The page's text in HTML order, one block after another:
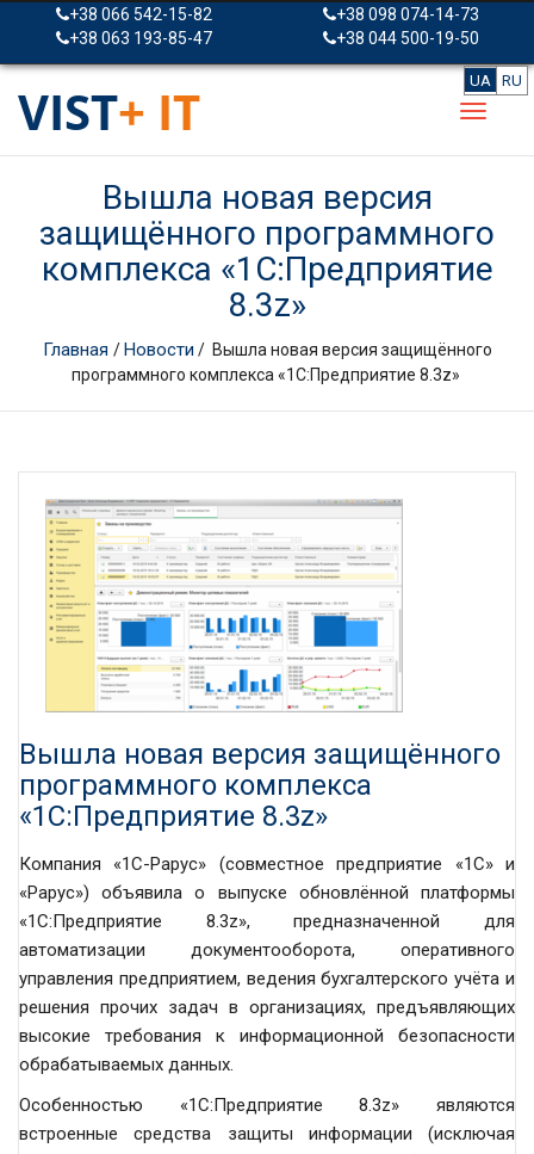
+38 066 542-15-82
+38 098 074-14-73
+38 063 193-85-47
+38 044 500-19-50
UA RU
VIST+ IT
Вышла новая версия
защищённого программного
комплекса «1С:Предприятие
8.3z»
Главная /Новости / Вышла новая версия защищённого
программного комплекса «1С:Предприятие 8.3z»
Вышла новая версия защищённого
программного комплекса
«1С:Предприятие 8.3z»
Компания «1С-Рарус» (совместное предприятие «1С» и
«Рарус») объявила о выпуске обновлённой платформы
«1С:Предприятие 8.3z», предназначенной для
автоматизации документооборота, оперативного
управления предприятием, ведения бухгалтерского учёта и
решения прочих задач в организациях, предъявляющих
высокие требования к информационной безопасности
обрабатываемых данных.
Особенностью «1С:Предприятие 8.3z» являются
встроенные средства защиты информации (исключая